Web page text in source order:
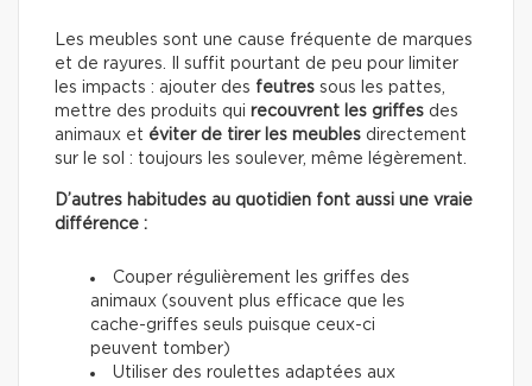
Les meubles sont une cause fréquente de marques
et de rayures. Il suffit pourtant de peu pour limiter
les impacts : ajouter des feutres sous les pattes,
mettre des produits qui recouvrent les griffes des
animaux et éviter de tirer les meubles directement
sur le sol : toujours les soulever, même légèrement.
D’autres habitudes au quotidien font aussi une vraie
différence :
Couper régulièrement les griffes des
animaux (souvent plus efficace que les
cache-griffes seuls puisque ceux-ci
peuvent tomber)
Utiliser des roulettes adaptées aux